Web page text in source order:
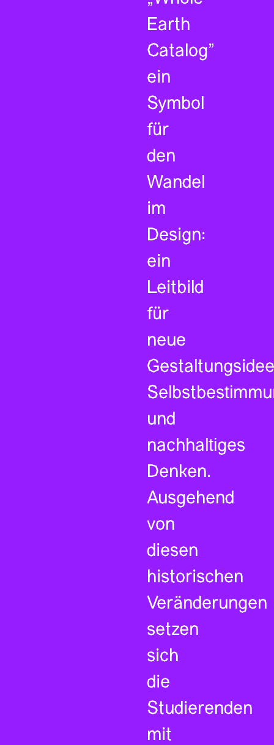
Earth
Catalog”
ein
Symbol
für
den
Wandel
im
Design:
ein
Leitbild
für
neue
und
nachhaltiges
Denken.
Ausgehend
von
diesen
historischen
Veränderungen
setzen
sich
die
Studierenden
mit